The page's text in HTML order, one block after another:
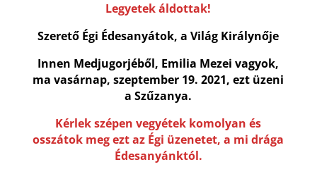
Legyetek áldottak!
Szerető Égi Édesanyátok, a Világ Királynője
Innen Medjugorjéből, Emilia Mezei vagyok,
ma vasárnap, szeptember 19. 2021, ezt üzeni
a Szűzanya.
Kérlek szépen vegyétek komolyan és
osszátok meg ezt az Égi üzenetet, a mi drága
Édesanyánktól.